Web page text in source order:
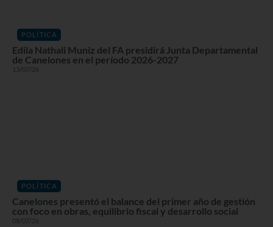
POLÍTICA
Edila Nathali Muniz del FA presidirá Junta Departamental
de Canelones en el período 2026-2027
13/07/26
POLÍTICA
Canelones presentó el balance del primer año de gestión
con foco en obras, equilibrio fiscal y desarrollo social
08/07/26